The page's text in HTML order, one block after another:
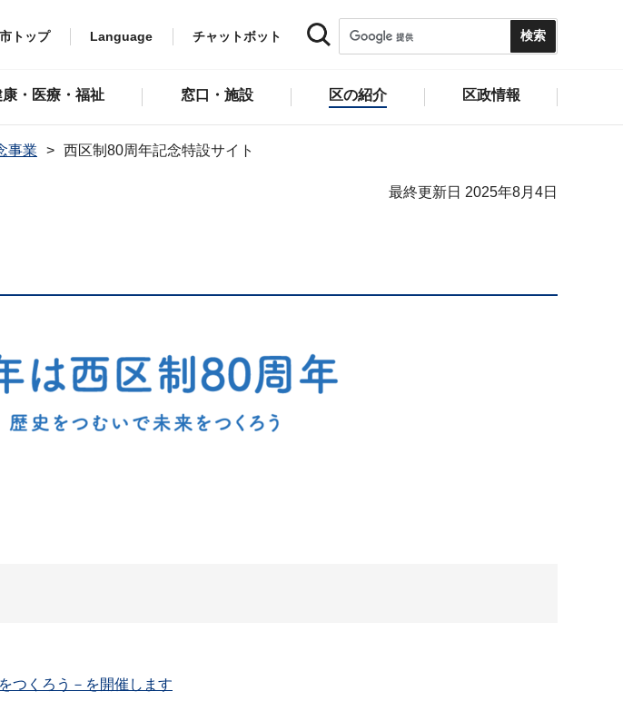
トップ Language チャットボット
康・医療・福祉 窓口・施設 区の紹介 区政情報
事業 西区制80周年記念特設サイト
最終更新日 2025年8月4日
つくろう－を開催します